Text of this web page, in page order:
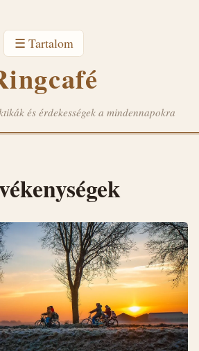
☰ Tartalom
és érdekességek a mindennapokra